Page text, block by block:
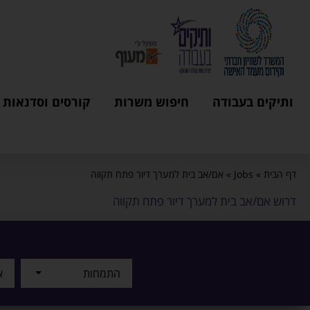
ותיקים בעבודה חיפוש משרות קורסים וסדנאות
דף הבית »
Jobs
» אם/אב בית למערך דיור פתח תקווה
דרוש אם/אב בית למערך דיור פתח תקווה
התמחות